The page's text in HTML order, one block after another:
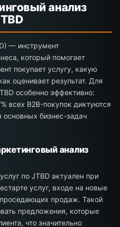
анализ
— инструмент
который помогает
покупает услугу, какую
оценивает результат. Для
особенно эффективно:
всех B2B-покупок диктуются
основных бизнес-задач
анализ
по JTBD актуален при
услуг, входе на новые
продаж. Такой
предложения, которые
что значительно